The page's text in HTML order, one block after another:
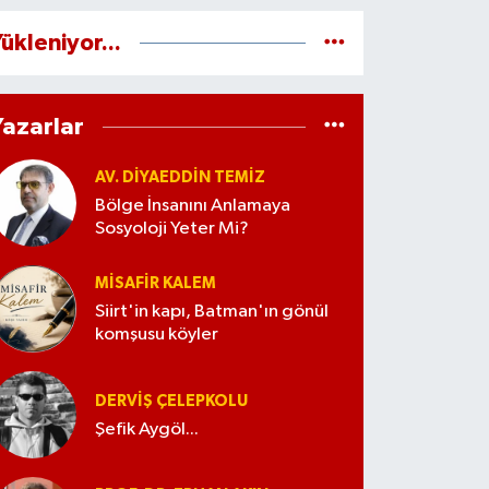
AV. DIYAEDDIN TEMIZ
Bölge İnsanını Anlamaya
Sosyoloji Yeter Mi?
MISAFIR KALEM
Siirt'in kapı, Batman'ın gönül
komşusu köyler
DERVIŞ ÇELEPKOLU
Şefik Aygöl...